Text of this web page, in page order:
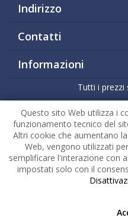
Indirizzo
Contatti
Informazioni
Tutti i prezzi
Copyright2026 |
Questo sito Web utilizza i
funzionamento tecnico del
Altri cookie che aumentano
Web, vengono utilizzati
semplificare l'interazione con
impostati solo con il